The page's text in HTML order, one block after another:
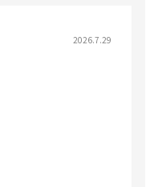
2026.7.29